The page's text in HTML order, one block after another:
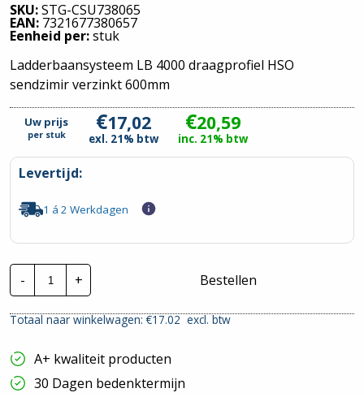
SKU:STG-CSU738065
EAN: 7321677380657
Eenheid per:stuk
Ladderbaansysteem LB 4000 draagprofiel HSO
sendzimir verzinkt 600mm
Uw prijs
per stuk €17,02
exl. 21% btw
€20,59
inc. 21% btw
Levertijd:
1 á 2 Werkdagen
-
Stago
Draagprofiel
|
hoeveelheid
+ Bestellen
Totaal naar winkelwagen: €17.02excl. btw
A+ kwaliteit producten
30 Dagen bedenktermijn